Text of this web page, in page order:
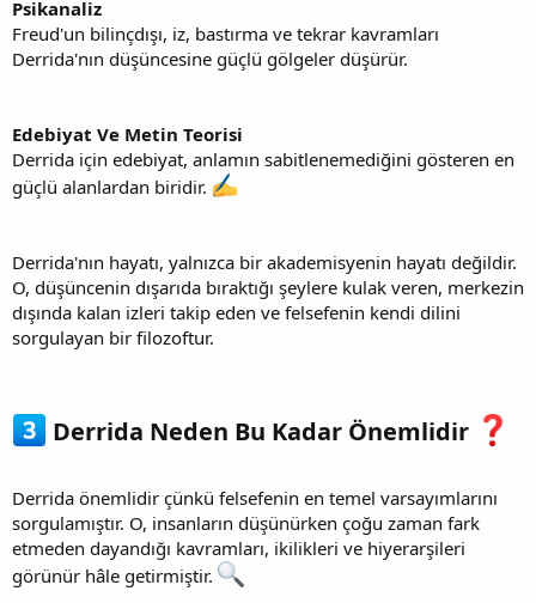
Psikanaliz
Freud'un bilinçdışı, iz, bastırma ve tekrar kavramları
Derrida'nın düşüncesine güçlü gölgeler düşürür.
Edebiyat Ve Metin Teorisi
Derrida için edebiyat, anlamın sabitlenemediğini gösteren en
güçlü alanlardan biridir.
Derrida'nın hayatı, yalnızca bir akademisyenin hayatı değildir.
O, düşüncenin dışarıda bıraktığı şeylere kulak veren, merkezin
dışında kalan izleri takip eden ve felsefenin kendi dilini
sorgulayan bir filozoftur.
Derrida Neden Bu Kadar Önemlidir
Derrida önemlidir çünkü felsefenin en temel varsayımlarını
sorgulamıştır. O, insanların düşünürken çoğu zaman fark
etmeden dayandığı kavramları, ikilikleri ve hiyerarşileri
görünür hâle getirmiştir.